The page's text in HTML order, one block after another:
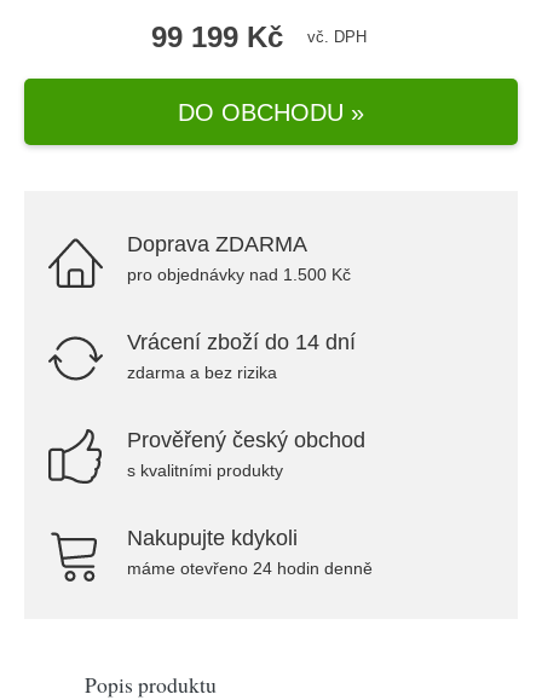
99 199 Kč vč. DPH
DO OBCHODU »
Doprava ZDARMA
pro objednávky nad 1.500 Kč
Vrácení zboží do 14 dní
zdarma a bez rizika
Prověřený český obchod
s kvalitními produkty
Nakupujte kdykoli
máme otevřeno 24 hodin denně
Popis produktu